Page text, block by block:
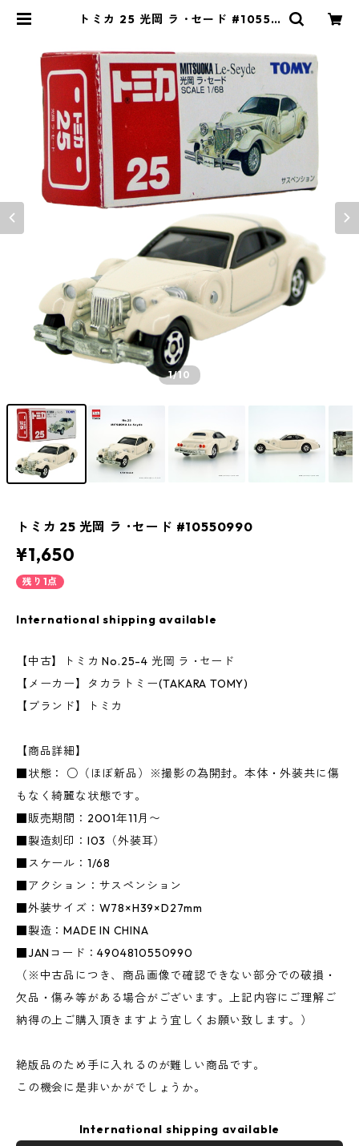
トミカ 25 光岡 ラ ･セード #10550
1/10
トミカ 25 光岡 ラ ･セード #10550990
¥1,650
残り1点
International shipping available
【中古】トミカ No.25-4 光岡 ラ ･セード
【メーカー】タカラトミー(TAKARA TOMY)
【ブランド】トミカ
【商品詳細】
■状態： ○（ほぼ新品）※撮影の為開封。本体・外装共に傷
もなく綺麗な状態です。
■販売期間：2001年11月〜
■製造刻印：I03（外装耳）
■スケール：1/68
■アクション：サスペンション
■外装サイズ：W78×H39×D27mm
■製造：MADE IN CHINA
■JANコード：4904810550990
（※中古品につき、商品画像で確認できない部分での破損・
欠品・傷み等がある場合がございます。上記内容にご理解ご
納得の上ご購入頂きますよう宜しくお願い致します。）
絶版品のため手に入れるのが難しい商品です。
この機会に是非いかがでしょうか。
International shipping available